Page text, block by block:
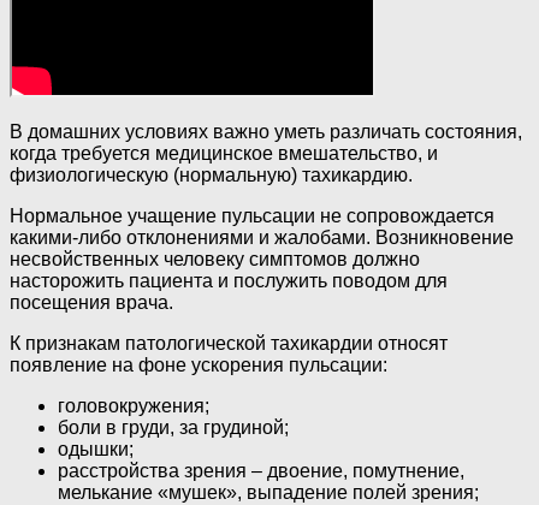
В домашних условиях важно уметь различать состояния,
когда требуется медицинское вмешательство, и
физиологическую (нормальную) тахикардию.
Нормальное учащение пульсации не сопровождается
какими-либо отклонениями и жалобами. Возникновение
несвойственных человеку симптомов должно
насторожить пациента и послужить поводом для
посещения врача.
К признакам патологической тахикардии относят
появление на фоне ускорения пульсации:
головокружения;
боли в груди, за грудиной;
одышки;
расстройства зрения – двоение, помутнение,
мелькание «мушек», выпадение полей зрения;